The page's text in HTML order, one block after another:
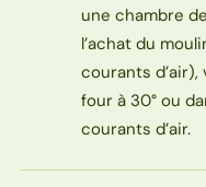
une chambre
l’achat du
courants
four à 30° ou
courants d’air.